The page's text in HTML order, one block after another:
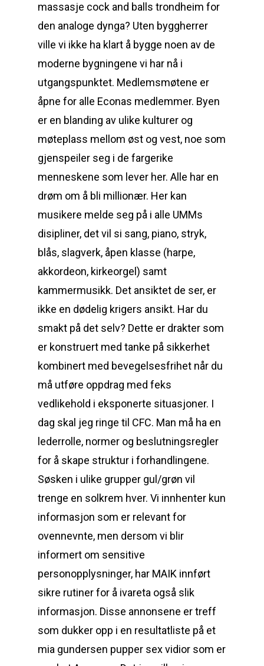
massasje cock and balls trondheim for
den analoge dynga? Uten byggherrer
ville vi ikke ha klart å bygge noen av de
moderne bygningene vi har nå i
utgangspunktet. Medlemsmøtene er
åpne for alle Econas medlemmer. Byen
er en blanding av ulike kulturer og
møteplass mellom øst og vest, noe som
gjenspeiler seg i de fargerike
menneskene som lever her. Alle har en
drøm om å bli millionær. Her kan
musikere melde seg på i alle UMMs
disipliner, det vil si sang, piano, stryk,
blås, slagverk, åpen klasse (harpe,
akkordeon, kirkeorgel) samt
kammermusikk. Det ansiktet de ser, er
ikke en dødelig krigers ansikt. Har du
smakt på det selv? Dette er drakter som
er konstruert med tanke på sikkerhet
kombinert med bevegelsesfrihet når du
må utføre oppdrag med feks
vedlikehold i eksponerte situasjoner. I
dag skal jeg ringe til CFC. Man må ha en
lederrolle, normer og beslutningsregler
for å skape struktur i forhandlingene.
Søsken i ulike grupper gul/grøn vil
trenge en solkrem hver. Vi innhenter kun
informasjon som er relevant for
ovennevnte, men dersom vi blir
informert om sensitive
personopplysninger, har MAIK innført
sikre rutiner for å ivareta også slik
informasjon. Disse annonsene er treff
som dukker opp i en resultatliste på et
mia gundersen pupper sex vidior som er